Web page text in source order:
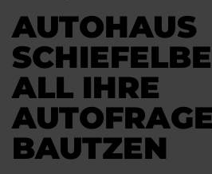
AUTOHAUS
ALL IHRE
BAUTZEN